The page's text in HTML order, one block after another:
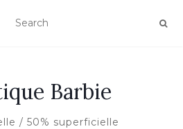
LA NAVIGATION
Barbie
/ 50% superficielle